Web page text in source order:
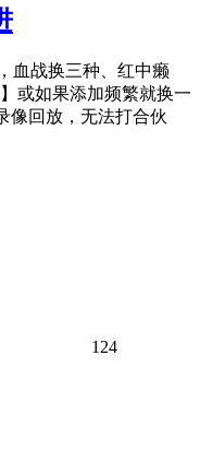
血战换三种、红中癞
或如果添加频繁就换一
像回放，无法打合伙
124